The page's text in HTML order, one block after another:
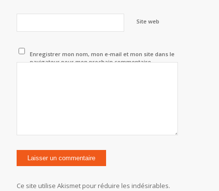
Site web
Enregistrer mon nom, mon e-mail et mon site dans le
navigateur pour mon prochain commentaire.
Ce site utilise Akismet pour réduire les indésirables.